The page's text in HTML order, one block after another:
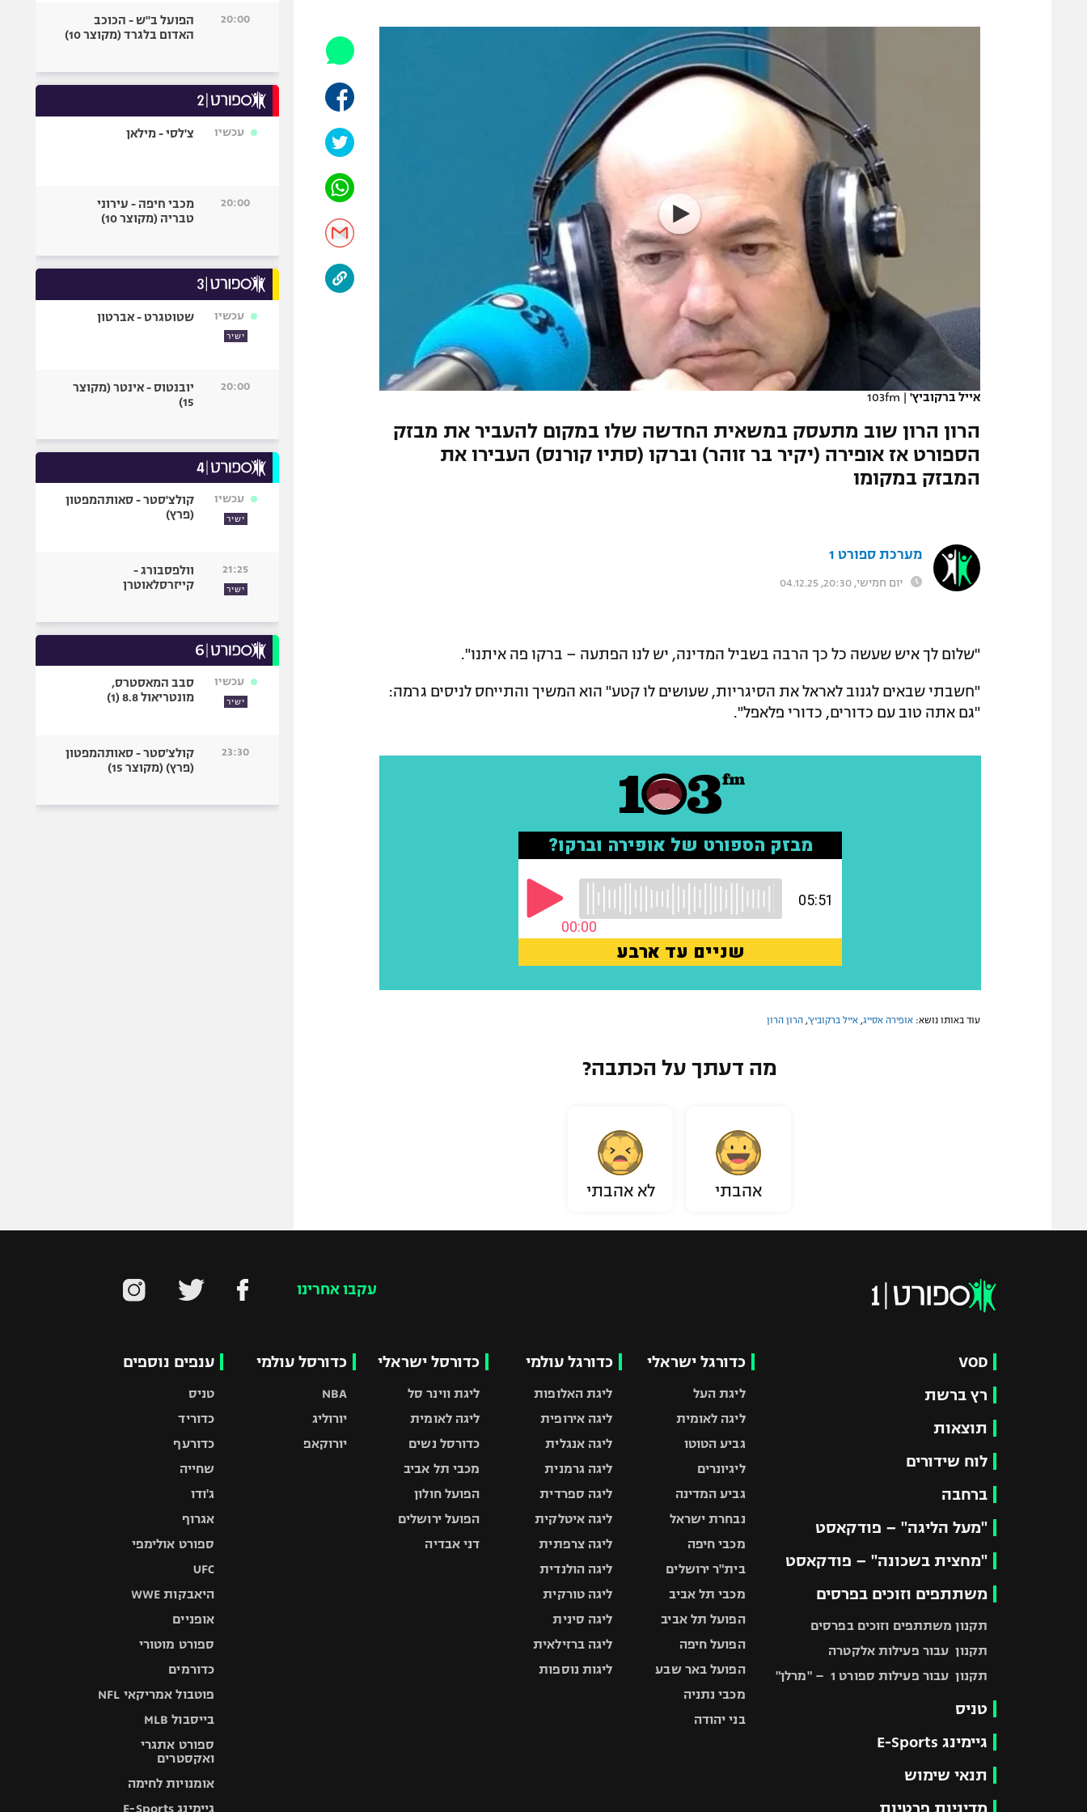
מדיניות פרטיות
תקנון פעילות ספורט 1
רשיון להקרנה פומבית לבית עסק
הצטרפות לחבילת הערוצים
לוח דרושים – ג'ובנט
תגיות
המגזין
הפועל תל אביב
הפועל חיפה
הפועל באר שבע
מכבי נתניה
ליגה סינית
ליגות נוספות
אופניים
כדורמים
פוטבול אמריקאי NFL
בייסבול MLB
גיימינג E-Sports
אייל ברקוביץ' |
103fm
הרון הרון שוב מתעסק במשאית החדשה שלו במקום להעביר את מבזק
הספורט אז אופירה (יקיר בר זוהר) וברקו (סתיו קורנס) העבירו את
המבזק במקומו
מערכת ספורט 1
יום חמישי, 20:30, 04.12.25
"שלום לך איש שעשה כל כך הרבה בשביל המדינה, יש לנו הפתעה – ברקו פה איתנו".
"חשבתי שבאים לגנוב לאראל את הסיגריות, שעושים לו קטע" הוא המשיך והתייחס לניסים גרמה:
"גם אתה טוב עם כדורים, כדורי פלאפל".
עוד באותו נושא: אופירה אסייג אייל ברקוביץ' הרון הרון
מה דעתך על הכתבה?
אהבתי לא אהבתי
20:00
הפועל ב"ש - הכוכב
האדום בלגרד (מקוצר 10)
עכשיו צ'לסי - מילאן
20:00
מכבי חיפה - עירוני
טבריה (מקוצר 10)
עכשיו
ישיר
שטוטגרט - אברטון
20:00
יובנטוס - אינטר (מקוצר
15)
עכשיו
ישיר
קולצ'סטר - סאותהמפטון
(פרץ)
21:25
ישיר
וולפסבורג -
קייזרסלאוטרן
עכשיו
ישיר
סבב המאסטרס,
מונטריאול 8.8 (1)
23:30
קולצ'סטר - סאותהמפטון
(פרץ) (מקוצר 15)
עקבו אחרינו
VOD
רץ ברשת
תוצאות
לוח שידורים
ברחבה
"מעל הליגה" – פודקאסט
"מחצית בשכונה" – פודקאסט
משתתפים וזוכים בפרסים
תקנון משתתפים וזוכים בפרסים
תקנון עבור פעילות אלקטרה
תקנון עבור פעילות ספורט 1 – "מרלן"
טניס
גיימינג E-Sports
תנאי שימוש
כדורגל ישראלי
ליגת העל
ליגה לאומית
גביע הטוטו
ליגיונרים
גביע המדינה
נבחרת ישראל
מכבי חיפה
בית"ר ירושלים
מכבי תל אביב
הפועל תל אביב
הפועל חיפה
הפועל באר שבע
מכבי נתניה
בני יהודה
כדורגל עולמי
ליגת האלופות
ליגה אירופית
ליגה אנגלית
ליגה גרמנית
ליגה ספרדית
ליגה איטלקית
ליגה צרפתית
ליגה הולנדית
ליגה טורקית
ליגה סינית
ליגה ברזילאית
ליגות נוספות
כדורסל ישראלי
ליגת ווינר סל
ליגה לאומית
כדורסל נשים
מכבי תל אביב
הפועל חולון
הפועל ירושלים
דני אבדיה
כדורסל עולמי
NBA
יורוליג
יורוקאפ
ענפים נוספים
טניס
כדוריד
כדורעף
שחייה
ג'ודו
אגרוף
ספורט אולימפי
UFC
היאבקות WWE
אופניים
ספורט מוטורי
כדורמים
פוטבול אמריקאי NFL
בייסבול MLB
ספורט אתגרי
ואקסטרים
אומנויות לחימה
גיימינג E-Sports